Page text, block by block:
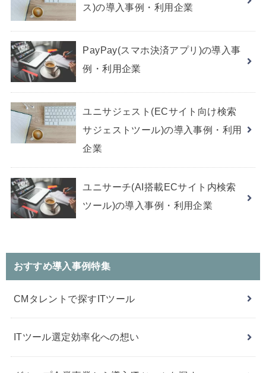
ス)の導入事例・利用企業
PayPay(スマホ決済アプリ)の導入事
例・利用企業
ユニサジェスト(ECサイト向け検索
サジェストツール)の導入事例・利用
企業
ユニサーチ(AI搭載ECサイト内検索
ツール)の導入事例・利用企業
おすすめ導入事例特集
CMタレントで探すITツール
ITツール選定効率化への想い